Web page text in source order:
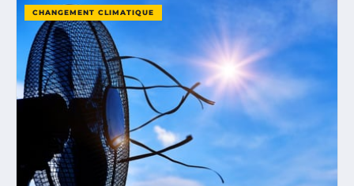
CHANGEMENT CLIMATIQUE